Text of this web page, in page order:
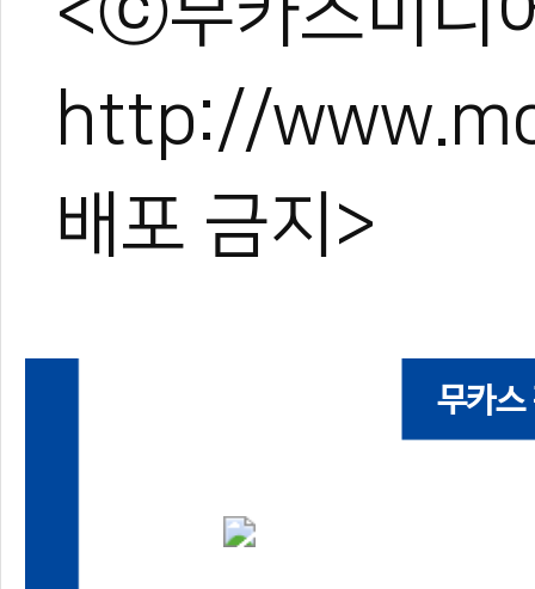
http://
배포 금지>